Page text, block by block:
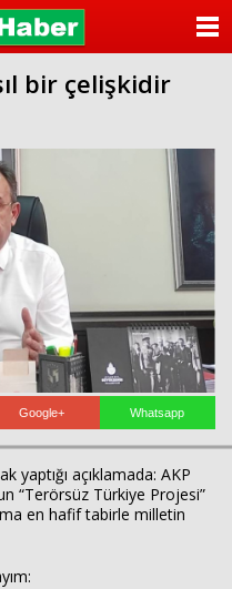
bir çelişkidir
Google+ Whatsapp
yaptığı açıklamada: AKP
“Terörsüz Türkiye Projesi”
en hafif tabirle milletin
ANASAYFA
KATEGORİLER
KÜNYE